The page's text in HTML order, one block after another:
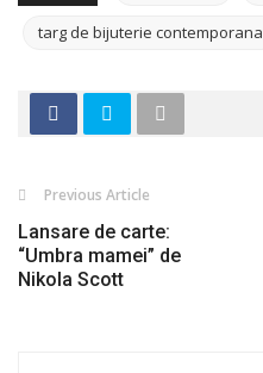
targ de bijuterie contemporana
Previous Article
Lansare de carte:
“Umbra mamei” de
Nikola Scott